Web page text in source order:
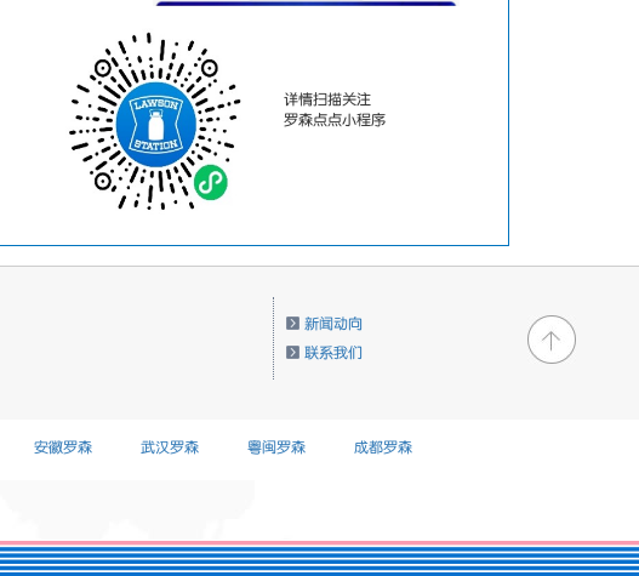
详情扫描关注
罗森点点小程序
新闻动向
联系我们
安徽罗森 武汉罗森 粤闽罗森 成都罗森